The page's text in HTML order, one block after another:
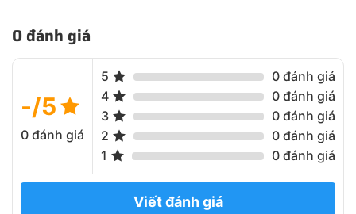
0 đánh giá
-/5
0 đánh giá
5
0 đánh giá
4
0 đánh giá
3
0 đánh giá
2
0 đánh giá
1
0 đánh giá
Viết đánh giá